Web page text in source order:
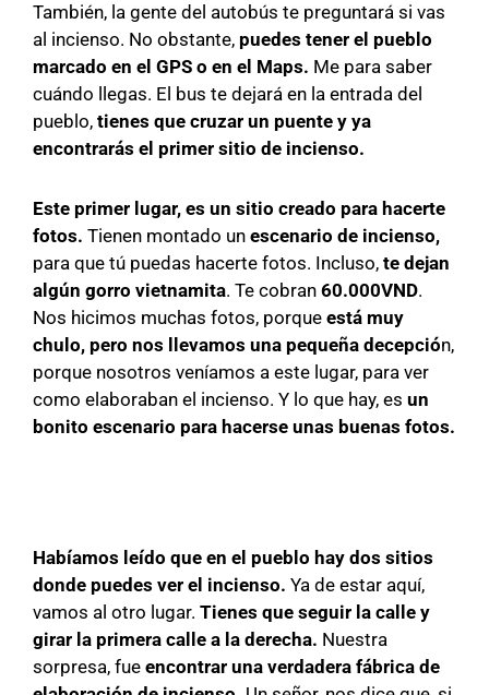
También, la gente del autobús te preguntará si vas
al incienso. No obstante, puedes tener el pueblo
marcado en el GPS o en el Maps. Me para saber
cuándo llegas. El bus te dejará en la entrada del
pueblo, tienes que cruzar un puente y ya
encontrarás el primer sitio de incienso.
Este primer lugar, es un sitio creado para hacerte
fotos. Tienen montado un escenario de incienso,
para que tú puedas hacerte fotos. Incluso, te dejan
algún gorro vietnamita. Te cobran 60.000VND.
Nos hicimos muchas fotos, porque está muy
chulo, pero nos llevamos una pequeña decepción,
porque nosotros veníamos a este lugar, para ver
como elaboraban el incienso. Y lo que hay, es un
bonito escenario para hacerse unas buenas fotos.
Habíamos leído que en el pueblo hay dos sitios
donde puedes ver el incienso. Ya de estar aquí,
vamos al otro lugar. Tienes que seguir la calle y
girar la primera calle a la derecha. Nuestra
sorpresa, fue encontrar una verdadera fábrica de